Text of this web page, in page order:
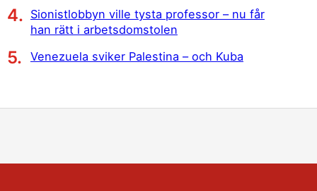
Sionistlobbyn ville tysta professor – nu får
han rätt i arbetsdomstolen
Venezuela sviker Palestina – och Kuba